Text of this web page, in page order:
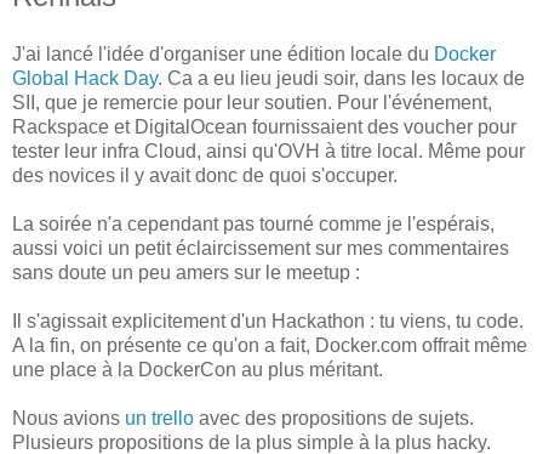
J'ai lancé l'idée d'organiser une édition locale du Docker
Global Hack Day. Ca a eu lieu jeudi soir, dans les locaux de
SII, que je remercie pour leur soutien. Pour l'événement,
Rackspace et DigitalOcean fournissaient des voucher pour
tester leur infra Cloud, ainsi qu'OVH à titre local. Même pour
des novices il y avait donc de quoi s'occuper.
La soirée n'a cependant pas tourné comme je l'espérais,
aussi voici un petit éclaircissement sur mes commentaires
sans doute un peu amers sur le meetup :
Il s'agissait explicitement d'un Hackathon : tu viens, tu code.
A la fin, on présente ce qu'on a fait, Docker.com offrait même
une place à la DockerCon au plus méritant.
Nous avions un trello avec des propositions de sujets.
Plusieurs propositions de la plus simple à la plus hacky.